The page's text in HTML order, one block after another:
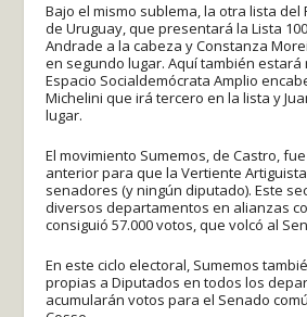
Bajo el mismo sublema, la otra lista del
de Uruguay, que presentará la Lista
Andrade a la cabeza y Constanza
en segundo lugar. Aquí también
Espacio Socialdemócrata Amplio
Michelini que irá tercero en la lista y
lugar.
El movimiento Sumemos, de Castro,
anterior para que la Vertiente
senadores (y ningún diputado). Este
diversos departamentos en alianzas
consiguió 57.000 votos, que volcó al
En este ciclo electoral, Sumemos
propias a Diputados en todos los
acumularán votos para el Senado